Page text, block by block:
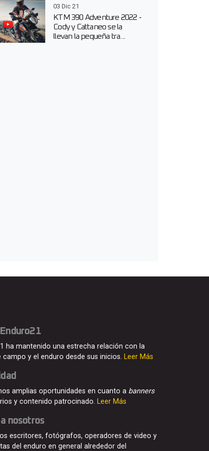
03 Dic 21
KTM 390 Adventure 2022 -
Cody y Cattaneo se la
llevan la pequeña tra...
ha mantenido una estrecha relación con la
y el enduro desde sus inicios. Leer Más
amplias oportunidades en cuanto a banners
y contenido patrocinado. Leer Más
nosotros
escritores, fotógrafos, operadores de video y
del enduro en general alrededor del